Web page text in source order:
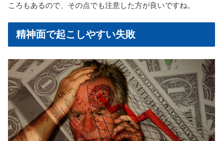
ころもあるので、その点でも注意した方が良いですね。
精神面で起こしやすい失敗